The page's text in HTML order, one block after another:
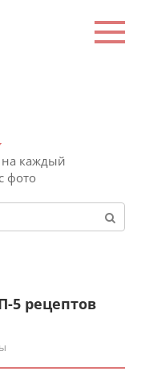
каждый
фото
5 рецептов